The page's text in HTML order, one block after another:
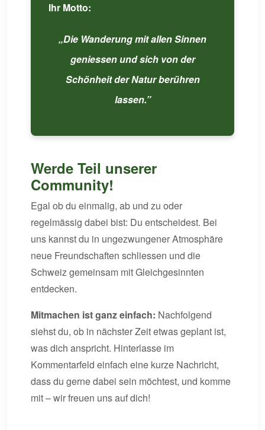
Ihr Motto:
„Die Wanderung mit allen Sinnen
geniessen und sich von der
Schönheit der Natur berühren
lassen.”
Werde Teil unserer
Community!
Egal ob du einmalig, ab und zu oder
regelmässig dabei bist: Du entscheidest. Bei
uns kannst du in ungezwungener Atmosphäre
neue Freundschaften schliessen und die
Schweiz gemeinsam mit Gleichgesinnten
entdecken.
Mitmachen ist ganz einfach: Nachfolgend
siehst du, ob in nächster Zeit etwas geplant ist,
was dich anspricht. Hinterlasse im
Kommentarfeld einfach eine kurze Nachricht,
dass du gerne dabei sein möchtest, und komme
mit – wir freuen uns auf dich!